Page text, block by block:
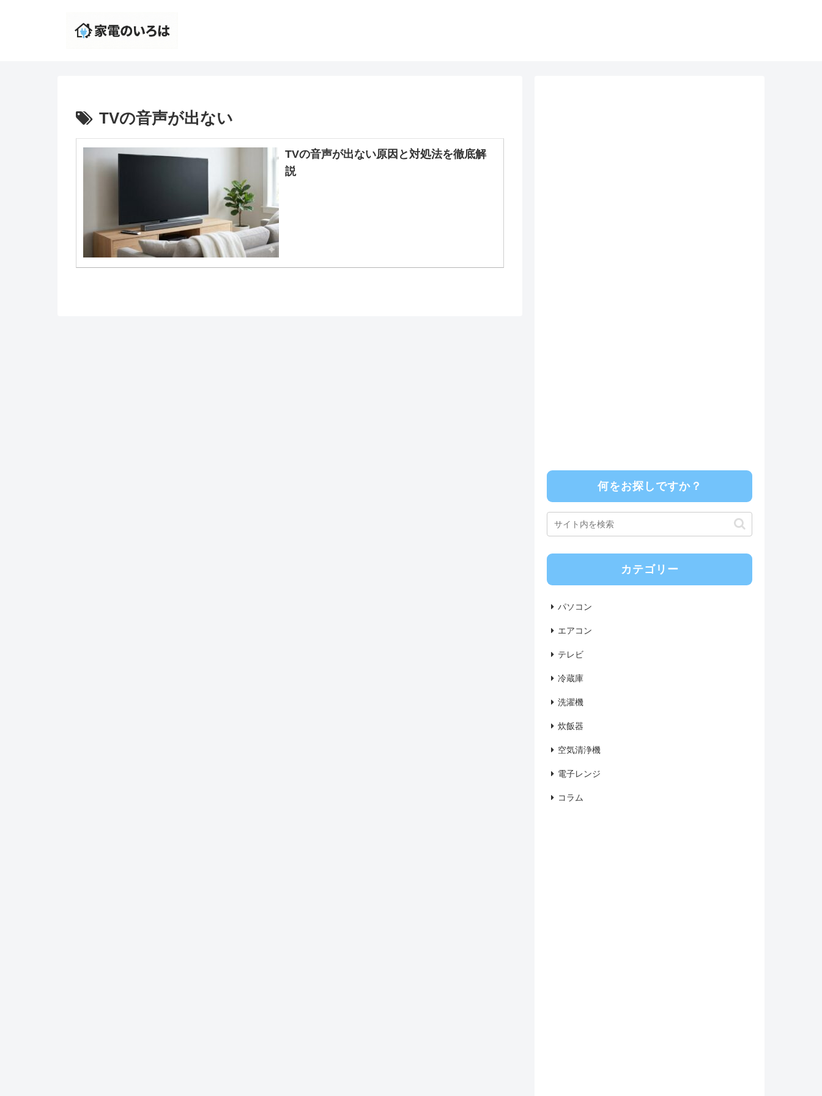
TVの音声が出ない
TVの音声が出ない原因と対処法を徹底解
説
何をお探しですか？
カテゴリー
パソコン
エアコン
テレビ
冷蔵庫
洗濯機
炊飯器
空気清浄機
電子レンジ
コラム